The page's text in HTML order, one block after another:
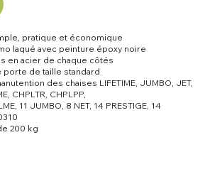
pratique et économique
laqué avec peinture époxy noire
en acier de chaque côtés
porte de taille standard
des chaises LIFETIME, JUMBO, JET,
CHPLTR, CHPLPP,
11 JUMBO, 8 NET, 14 PRESTIGE, 14
200 kg